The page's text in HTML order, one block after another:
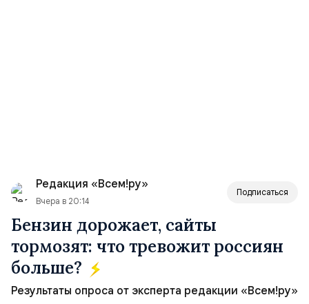
Редакция «Всем!ру»
Вчера в 20:14
Подписаться
Бензин дорожает, сайты
тормозят: что тревожит россиян
больше?
Результаты опроса от эксперта редакции «Всем!ру»